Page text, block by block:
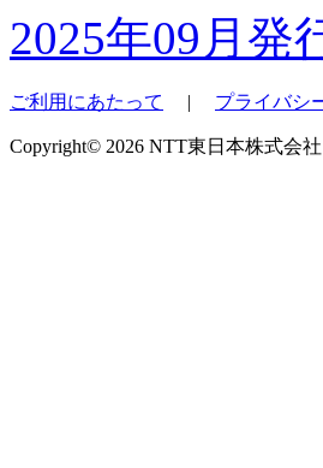
2025年09月発
ご利用にあたって | プライバシ
Copyright© 2026 NTT東日本株式会